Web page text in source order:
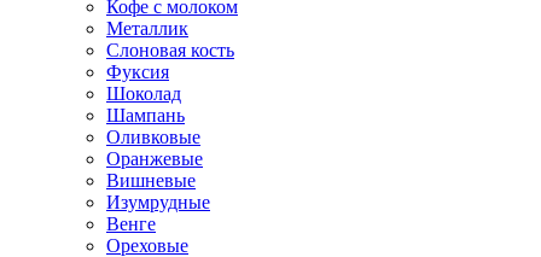
Кофе с молоком
Металлик
Слоновая кость
Фуксия
Шоколад
Шампань
Оливковые
Оранжевые
Вишневые
Изумрудные
Венге
Ореховые